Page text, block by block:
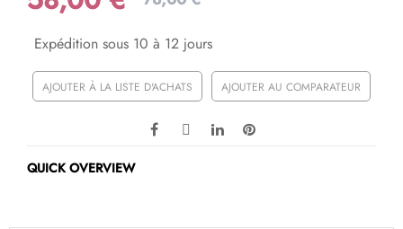
Expédition sous 10 à 12 jours
AJOUTER À LA LISTE D'ACHATS AJOUTER AU COMPARATEUR
QUICK OVERVIEW